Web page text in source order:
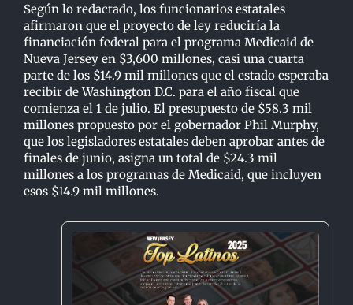
Según lo redactado, los funcionarios estatales
afirmaron que el proyecto de ley reduciría la
financiación federal para el programa Medicaid de
Nueva Jersey en $3,600 millones, casi una cuarta
parte de los $14.9 mil millones que el estado esperaba
recibir de Washington D.C. para el año fiscal que
comienza el 1 de julio. El presupuesto de $58.3 mil
millones propuesto por el gobernador Phil Murphy,
que los legisladores estatales deben aprobar antes de
finales de junio, asigna un total de $24.3 mil
millones a los programas de Medicaid, que incluyen
esos $14.9 mil millones.